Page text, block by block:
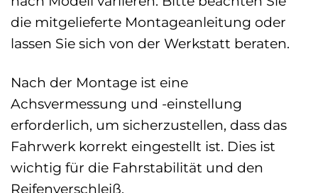
die mitgelieferte Montageanleitung oder
lassen Sie sich von der Werkstatt beraten.
Nach der Montage ist eine
Achsvermessung und -einstellung
erforderlich, um sicherzustellen, dass das
Fahrwerk korrekt eingestellt ist. Dies ist
wichtig für die Fahrstabilität und den
Reifenverschleiß.